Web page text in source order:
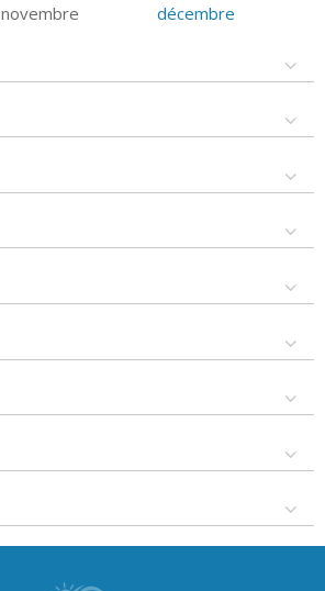
novembre décembre